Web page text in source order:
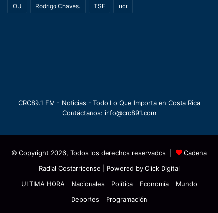
OIJ Rodrigo Chaves. TSE ucr
CRC89.1 FM - Noticias - Todo Lo Que Importa en Costa Rica
Contáctanos: info@crc891.com
© Copyright 2026, Todos los derechos reservados |
Cadena
Radial Costarricense | Powered by Click Digital
ULTIMA HORA
Nacionales Política Economía
Mundo
Deportes
Programación